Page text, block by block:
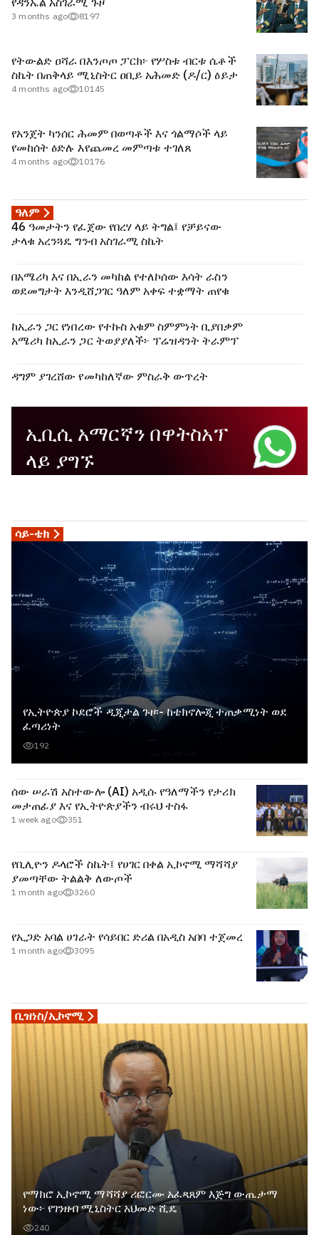
3 months ago 8197
የትውልድ ዐሻራ በእንጦጦ ፓርክ፦ የሦስቱ ብርቱ ሴቶች
ስኬት በጠቅላይ ሚኒስትር ዐቢይ አሕመድ (ዶ/ር) ዕይታ
4 months ago 10145
የአንጀት ካንሰር ሕመም በወጣቶች እና ጎልማሶች ላይ
የመከሰት ዕድሉ እየጨመረ መምጣቱ ተገለጸ
4 months ago 10176
ዓለም
46 ዓመታትን የፈጀው የበረሃ ላይ ትግል፤ የቻይናው
ታላቁ አረንጓዴ ግንብ አስገራሚ ስኬት
በአሜሪካ እና በኢራን መካከል የተለኮሰው እሳት ራስን
ወደመግታት እንዲሸጋገር ዓለም አቀፍ ተቋማት ጠየቁ
ከኢራን ጋር የነበረው የተኩስ አቁም ስምምነት ቢያበቃም
አሜሪካ ከኢራን ጋር ትወያያለች፦ ፕሬዝዳንት ትራምፕ
ዳግም ያገረሸው የመካከለኛው ምስራቅ ውጥረት
ኢቢሲ አማርኛን በዋትስአፕ
ላይ ያግኙ
ሳይ-ቴክ
192
የኢትዮጵያ ኮደሮች ዲጂታል ጉዞ፡- ከቴክኖሎጂ ተጠቃሚነት ወደ
ፈጣሪነት
ሰው ሠራሽ አስተውሎ (AI) አዲሱ የዓለማችን የታሪክ
መታጠፊያ እና የኢትዮጵያችን ብሩህ ተስፋ
1 week ago 351
የቢሊዮን ዶላሮች ስኬት፤ የሀገር በቀል ኢኮኖሚ ማሻሻያ
ያመጣቸው ትልልቅ ለውጦች
1 month ago 3260
የኢጋድ አባል ሀገራት የሳይበር ድሪል በአዲስ አበባ ተጀመረ
1 month ago 3095
ቢዝነስ/ኢኮኖሚ
240
የማክሮ ኢኮኖሚ ማሻሻያ ሪፎርሙ አፈጻጸም እጅግ ውጤታማ
ነው፦ የገንዘብ ሚኒስትር አህመድ ሺዴ